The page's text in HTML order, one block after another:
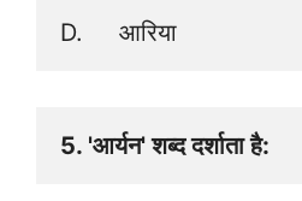
D.     आरिया
5. 'आर्यन' शब्द दर्शाता है: